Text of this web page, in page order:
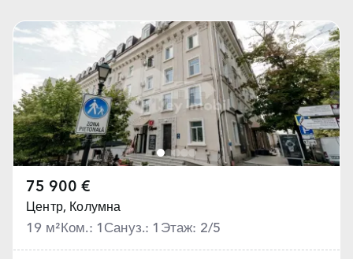
75 900 €
Центр, Колумна
19 м² Ком.: 1 Сануз.: 1 Этаж: 2/5